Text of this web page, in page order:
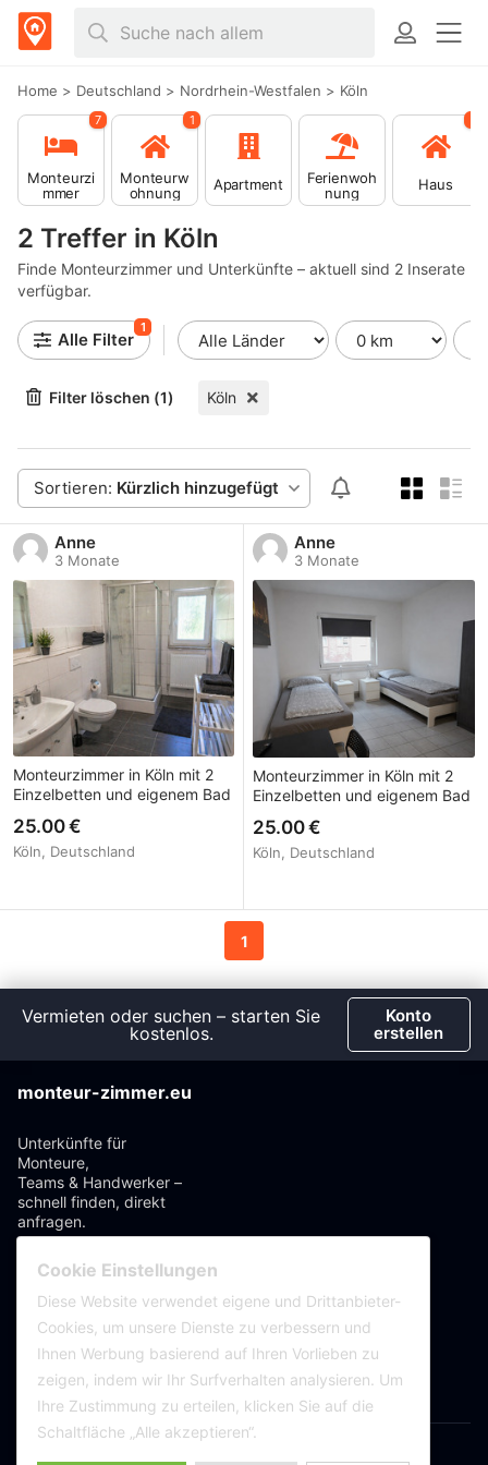
Home > Deutschland > Nordrhein-Westfalen > Köln
2 Treffer in Köln
Finde Monteurzimmer und Unterkünfte – aktuell sind 2 Inserate
verfügbar.
Monteurzi
mmer
7
Monteurw
ohnung
1
Apartment
Ferienwoh
nung
Haus
Alle Filter
1
Filter löschen (1) Köln
Sortieren: Kürzlich hinzugefügt
Anne
3 Monate
Monteurzimmer in Köln mit 2
Einzelbetten und eigenem Bad
25.00 €
Köln, Deutschland
Anne
3 Monate
Monteurzimmer in Köln mit 2
Einzelbetten und eigenem Bad
25.00 €
Köln, Deutschland
1
Vermieten oder suchen – starten Sie
kostenlos.
Konto
erstellen
monteur-zimmer.eu
Unterkünfte für
Monteure,
Teams & Handwerker –
schnell finden, direkt
anfragen.
Informationen
Impressum
Nutzungsbedingungen
Datenschutz
Cookie Einstellungen
Diese Website verwendet eigene und Drittanbieter-
Cookies, um unsere Dienste zu verbessern und
Ihnen Werbung basierend auf Ihren Vorlieben zu
zeigen, indem wir Ihr Surfverhalten analysieren. Um
Ihre Zustimmung zu erteilen, klicken Sie auf die
Schaltfläche „Alle akzeptieren“.